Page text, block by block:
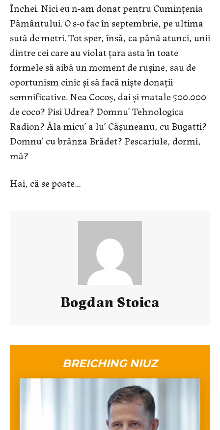
Închei. Nici eu n-am donat pentru Cumințenia
Pământului. O s-o fac în septembrie, pe ultima
sută de metri. Tot sper, însă, ca până atunci, unii
dintre cei care au violat țara asta în toate
formele să aibă un moment de rușine, sau de
oportunism cinic și să facă niște donații
semnificative. Nea Cocoș, dai și matale 500.000
de coco? Pisi Udrea? Domnu’ Tehnologica
Radion? Ăla micu’ a lu’ Cășuneanu, cu Bugatti?
Domnu’ cu brânza Brădet? Pescariule, dormi,
mă?
Hai, că se poate…
Bogdan Stoica
BREICHING NIUZ